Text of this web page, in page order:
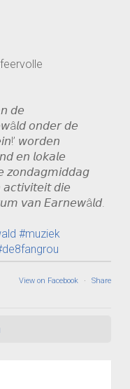
𝘥𝘦
𝘰𝘯𝘥𝘦𝘳 𝘥𝘦
𝘸𝘰𝘳𝘥𝘦𝘯
𝘦𝘯 𝘭𝘰𝘬𝘢𝘭𝘦
𝘻𝘰𝘯𝘥𝘢𝘨𝘮𝘪𝘥𝘥𝘢𝘨
𝘥𝘪𝘦
𝘷𝘢𝘯 𝘌𝘢𝘳𝘯𝘦𝘸â𝘭𝘥.
#muziek
View on Facebook · Share